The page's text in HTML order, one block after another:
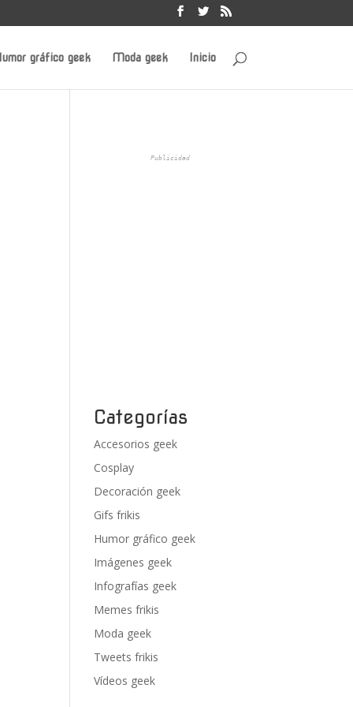
gráfico geek Moda geek Inicio
Publicidad
Categorías
Accesorios geek
Cosplay
Decoración geek
Gifs frikis
Humor gráfico geek
Imágenes geek
Infografías geek
Memes frikis
Moda geek
Tweets frikis
Vídeos geek